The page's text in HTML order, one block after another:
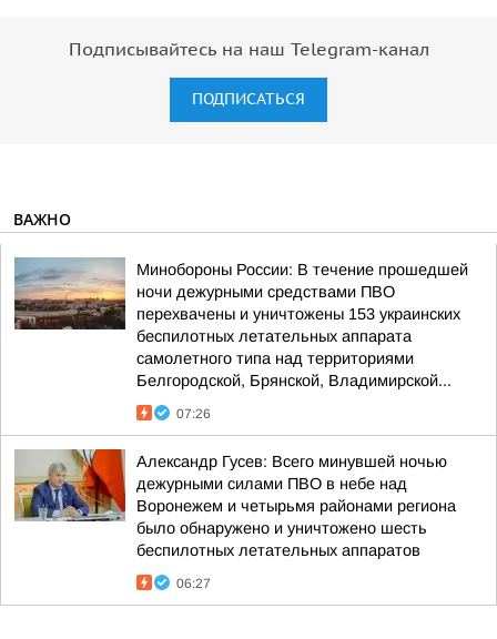
Подписывайтесь на наш Telegram-канал
ПОДПИСАТЬСЯ
ВАЖНО
Минобороны России: В течение прошедшей
ночи дежурными средствами ПВО
перехвачены и уничтожены 153 украинских
беспилотных летательных аппарата
самолетного типа над территориями
Белгородской, Брянской, Владимирской...
07:26
Александр Гусев: Всего минувшей ночью
дежурными силами ПВО в небе над
Воронежем и четырьмя районами региона
было обнаружено и уничтожено шесть
беспилотных летательных аппаратов
06:27